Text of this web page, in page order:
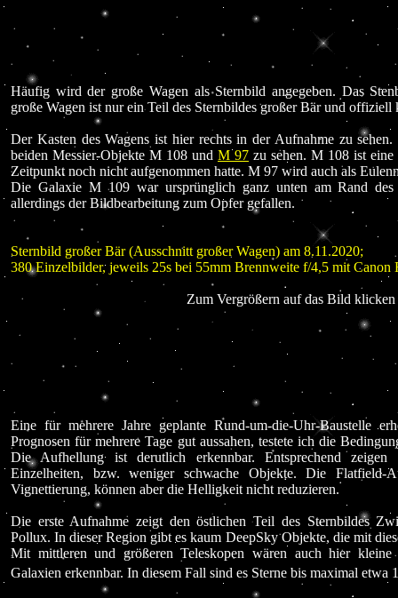
Häufig wird der große Wagen als Sternbild angegeben. Das
große Wagen ist nur ein Teil des Sternbildes großer Bär und offiziell
Der Kasten des Wagens ist hier rechts in der Aufnahme zu
beiden Messier-Objekte M 108 und M 97 zu sehen. M 108 ist
Zeitpunkt noch nicht aufgenommen hatte. M 97 wird auch als
Die Galaxie M 109 war ursprünglich ganz unten am Rand
allerdings der Bildbearbeitung zum Opfer gefallen.
Sternbild großer Bär (Ausschnitt großer Wagen) am 8.11.2020;
380 Einzelbilder, jeweils 25s bei 55mm Brennweite f/4,5 mit
Zum Vergrößern auf das Bild
Eine für mehrere Jahre geplante Rund-um-die-Uhr-Baustelle
Prognosen für mehrere Tage gut aussahen, testete ich die
Die Aufhellung ist derutlich erkennbar. Entsprechend zeigen
Einzelheiten, bzw. weniger schwache Objekte. Die Flatfield-
Vignettierung, können aber die Helligkeit nicht reduzieren.
Die erste Aufnahme zeigt den östlichen Teil des Sternbildes
Pollux. In dieser Region gibt es kaum DeepSky Objekte, die mit
Mit mittleren und größeren Teleskopen wären auch hier kleine
Galaxien erkennbar. In diesem Fall sind es Sterne bis maximal etwa